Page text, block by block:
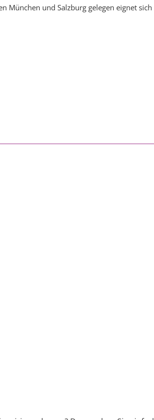
München und Salzburg gelegen eignet sich